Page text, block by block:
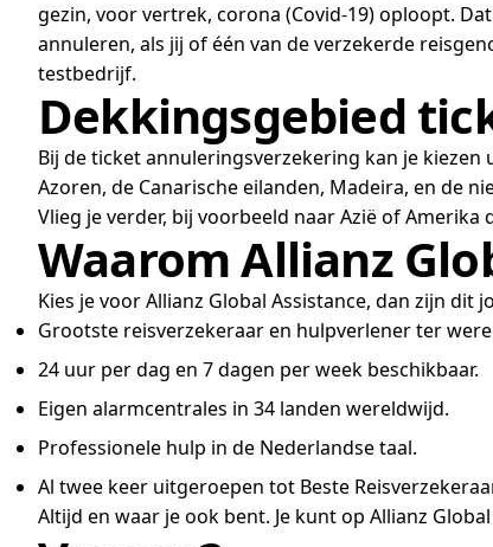
gezin, voor vertrek, corona (Covid-19) oploopt.
annuleren, als jij of één van de verzekerde
testbedrijf.
Dekkingsgebied
Bij de ticket annuleringsverzekering kan je
Azoren, de Canarische eilanden, Madeira, en de
Vlieg je verder, bij voorbeeld naar Azië of Amerika
Waarom Allianz
Kies je voor Allianz Global Assistance, dan zijn dit
Grootste reisverzekeraar en hulpverlener ter
24 uur per dag en 7 dagen per week beschikbaar.
Eigen alarmcentrales in 34 landen wereldwijd.
Professionele hulp in de Nederlandse taal.
Al twee keer uitgeroepen tot Beste
Altijd en waar je ook bent. Je kunt op Allianz